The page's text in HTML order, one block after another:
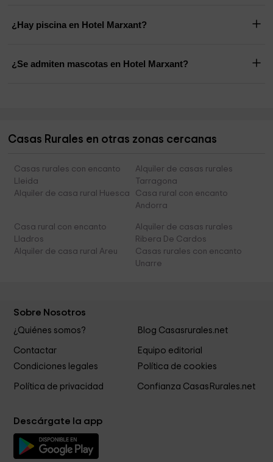
¿Hay piscina en Hotel Marxant?
¿Se admiten mascotas en Hotel Marxant?
Casas Rurales en otras zonas cercanas
Casas rurales con encanto
Lleida
Alquiler de casas rurales
Tarragona
Alquiler de casa rural Huesca
Casa rural con encanto
Andorra
Casa rural con encanto
Lladros
Alquiler de casas rurales
Ribera De Cardos
Alquiler de casa rural Areu
Casas rurales con encanto
Unarre
Sobre Nosotros
¿Quiénes somos? Blog Casasrurales.net
Contactar
Equipo editorial
Condiciones legales
Política de cookies
Política de privacidad Confianza CasasRurales.net
Descárgate la app